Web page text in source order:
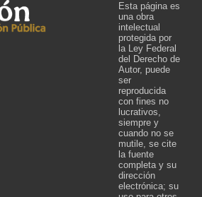
Esta página es
una obra
intelectual
protegida por
la Ley Federal
del Derecho de
Autor, puede
ser
reproducida
con fines no
lucrativos,
siempre y
cuando no se
mutile, se cite
la fuente
completa y su
dirección
electrónica; su